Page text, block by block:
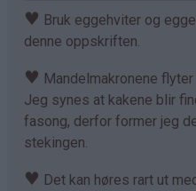
♥ Bruk eggehviter og
denne oppskriften.
♥ Mandelmakronene
Jeg synes at kakene blir
fasong, derfor former jeg
stekingen.
♥ Det kan høres rart ut